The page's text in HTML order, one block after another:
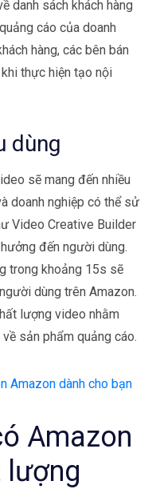
danh sách khách hàng
cáo của doanh
hàng, các bên bán
thực hiện tạo nội
dùng
sẽ mang đến nhiều
doanh nghiệp có thể sử
Video Creative Builder
đến người dùng.
trong khoảng 15s sẽ
dùng trên Amazon.
lượng video nhằm
sản phẩm quảng cáo.
Amazon dành cho bạn
Amazon
lượng